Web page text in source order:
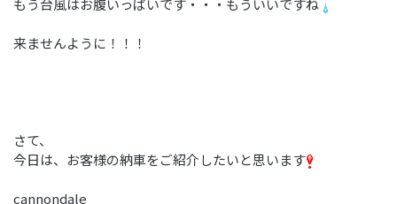
もう台風はお腹いっぱいです・・・もういいですね
来ませんように！！！
さて、
今日は、お客様の納車をご紹介したいと思います
cannondale